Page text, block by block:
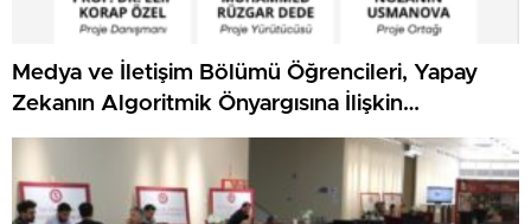
Medya ve İletişim Bölümü Öğrencileri, Yapay
Zekanın Algoritmik Önyargısına İlişkin
Farkındalık Düzeylerini Araştıracak